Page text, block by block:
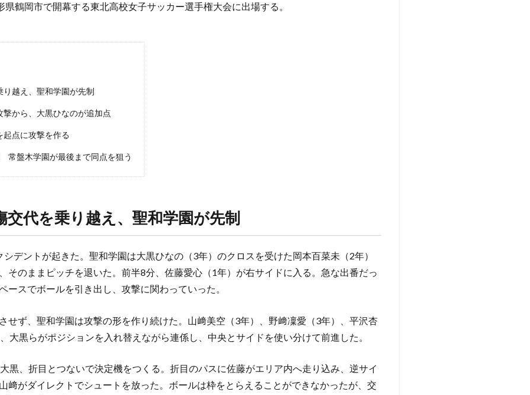
鶴岡市で開幕する東北高校女子サッカー選手権大会に出場する。
越え、聖和学園が先制
から、大黒ひなのが追加点
起点に攻撃を作る
常盤木学園が最後まで同点を狙う
交代を乗り越え、聖和学園が先制
デントが起きた。聖和学園は大黒ひなの（3年）のクロスを受けた岡本百菜未（2年）
そのままピッチを退いた。前半8分、佐藤愛心（1年）が右サイドに入る。急な出番だっ
ースでボールを引き出し、攻撃に関わっていった。
せず、聖和学園は攻撃の形を作り続けた。山﨑美空（3年）、野﨑凜愛（3年）、平沢杏
大黒らがポジションを入れ替えながら連係し、中央とサイドを使い分けて前進した。
黒、折目とつないで決定機をつくる。折目のパスに佐藤がエリア内へ走り込み、逆サイ
﨑がダイレクトでシュートを放った。ボールは枠をとらえることができなかったが、交